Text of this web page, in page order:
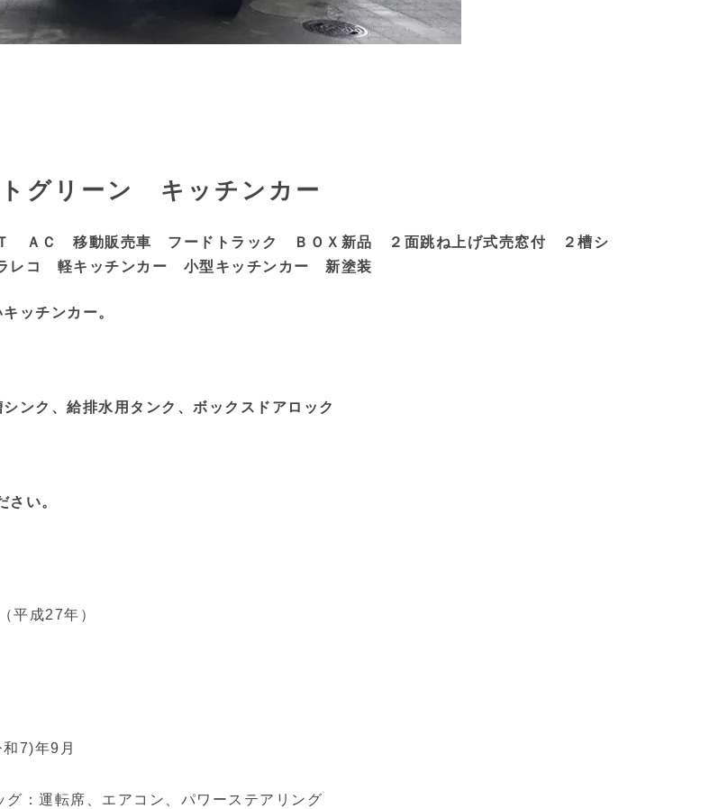
グリーン キッチンカー
ＡＣ 移動販売車 フードトラック ＢＯＸ新品 ２面跳ね上げ式売窓付 ２槽シ
コ 軽キッチンカー 小型キッチンカー 新塗装
ッチンカー。
ンク、給排水用タンク、ボックスドアロック
い。
平成27年）
7)年9月
グ：運転席、エアコン、パワーステアリング